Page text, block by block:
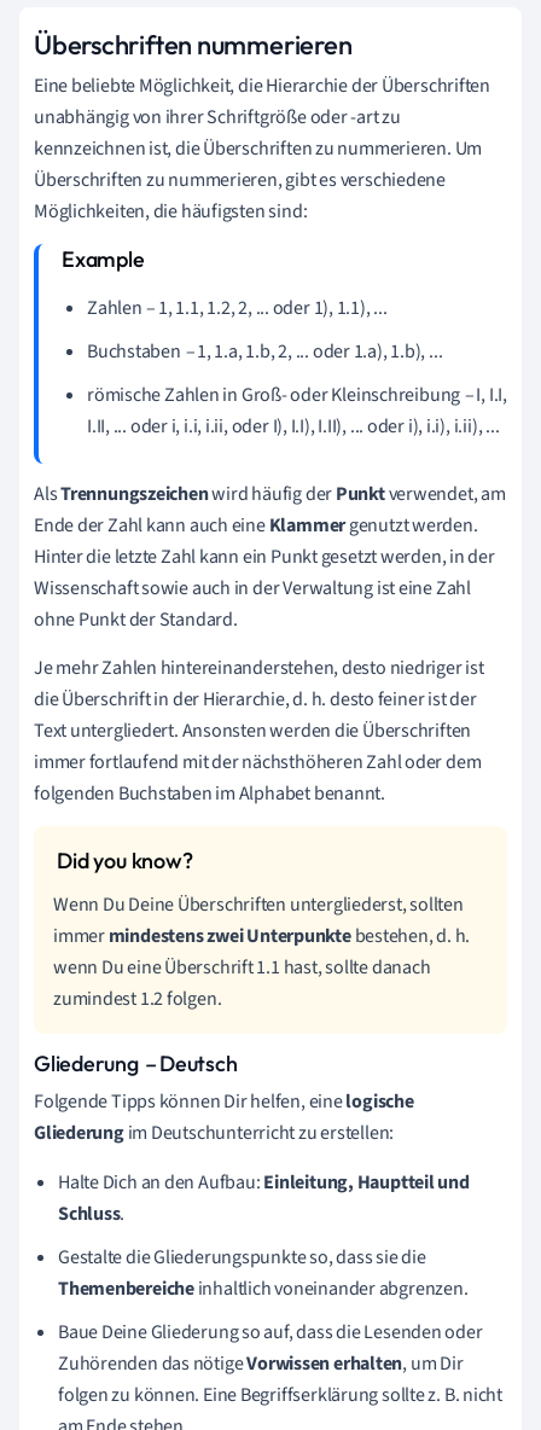
Überschriften nummerieren
Eine beliebte Möglichkeit, die Hierarchie der Überschriften
unabhängig von ihrer Schriftgröße oder -art zu
kennzeichnen ist, die Überschriften zu nummerieren. Um
Überschriften zu nummerieren, gibt es verschiedene
Möglichkeiten, die häufigsten sind:
Zahlen–1, 1.1, 1.2, 2, ... oder 1), 1.1), ...
Buchstaben –1, 1.a, 1.b, 2, ... oder 1.a), 1.b), ...
römische Zahlen in Groß- oder Kleinschreibung–I, I.I,
I.II, ... oder i, i.i, i.ii, oderI), I.I), I.II), ... oder i), i.i), i.ii), ...
AlsTrennungszeichenwird häufig derPunktverwendet, am
Ende der Zahl kann auch eineKlammergenutzt werden.
Hinter die letzte Zahl kann ein Punkt gesetzt werden, in der
Wissenschaft sowie auch in der Verwaltung ist eine Zahl
ohne Punkt der Standard.
Je mehr Zahlen hintereinanderstehen, desto niedriger ist
die Überschrift in der Hierarchie, d. h. desto feiner ist der
Text untergliedert. Ansonsten werden die Überschriften
immer fortlaufend mit der nächsthöheren Zahl oder dem
folgenden Buchstaben im Alphabet benannt.
Wenn Du Deine Überschriften untergliederst, sollten
immermindestens zwei Unterpunktebestehen, d. h.
wenn Du eine Überschrift 1.1 hast, sollte danach
zumindest 1.2 folgen.
Gliederung –Deutsch
Folgende Tipps können Dir helfen, einelogische
Gliederungim Deutschunterricht zu erstellen:
Halte Dich an den Aufbau:Einleitung, Hauptteil und
Schluss.
Gestalte die Gliederungspunkte so, dass sie die
Themenbereicheinhaltlich voneinander abgrenzen.
Baue Deine Gliederung so auf, dass die Lesenden oder
Zuhörenden das nötigeVorwissen erhalten, um Dir
folgen zu können. Eine Begriffserklärung sollte z. B. nicht